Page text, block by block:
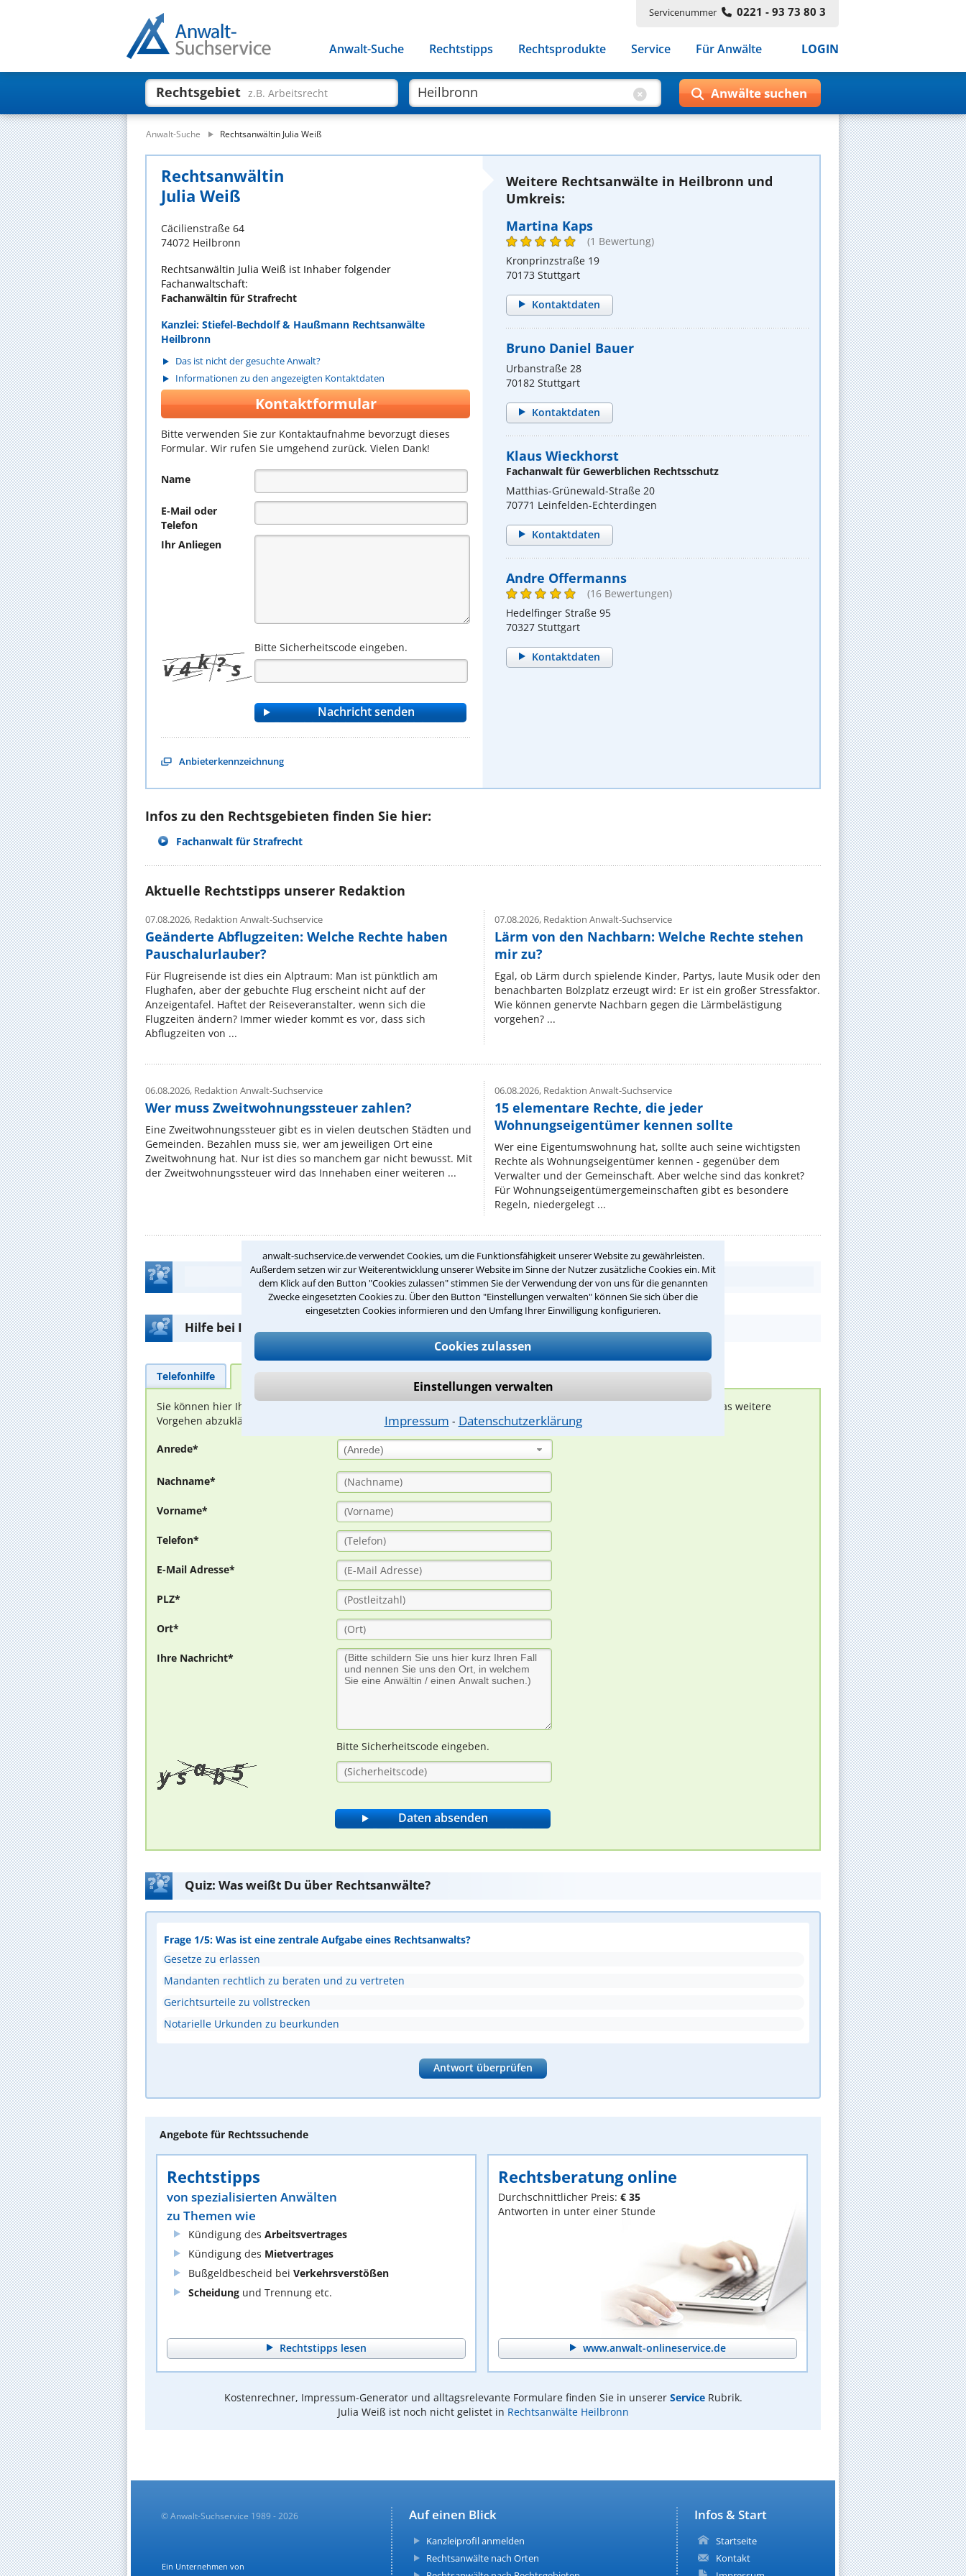
anwalt-suchservice.de verwendet Cookies, um die Funktionsfähigkeit unserer Website zu gewährleisten.
Außerdem setzen wir zur Weiterentwicklung unserer Website im Sinne der Nutzer zusätzliche Cookies ein. Mit
dem Klick auf den Button "Cookies zulassen" stimmen Sie der Verwendung der von uns für die genannten
Zwecke eingesetzten Cookies zu. Über den Button "Einstellungen verwalten" können Sie sich über die
eingesetzten Cookies informieren und den Umfang Ihrer Einwilligung konfigurieren.
Cookies zulassen
Einstellungen verwalten
Impressum ⁃ Datenschutzerklärung
Servicenummer 0221 - 93 73 80 3
Anwalt-Suche Rechtstipps Rechtsprodukte Service Für Anwälte LOGIN
Rechtsgebiet z.B. Arbeitsrecht
Anwalt-Suche Rechtsanwältin Julia Weiß
Rechtsanwältin
Julia Weiß
Cäcilienstraße 64
74072 Heilbronn
Rechtsanwältin Julia Weiß ist Inhaber folgender
Fachanwaltschaft:
Fachanwältin für Strafrecht
Kanzlei: Stiefel-Bechdolf & Haußmann Rechtsanwälte
Heilbronn
Das ist nicht der gesuchte Anwalt?
Informationen zu den angezeigten Kontaktdaten
Kontaktformular
Bitte verwenden Sie zur Kontaktaufnahme bevorzugt dieses
Formular. Wir rufen Sie umgehend zurück. Vielen Dank!
Name
E-Mail oder
Telefon
Ihr Anliegen
Bitte Sicherheitscode eingeben.
Anbieterkennzeichnung
Weitere Rechtsanwälte in Heilbronn und
Umkreis:
Martina Kaps
(1 Bewertung)
Kronprinzstraße 19
70173 Stuttgart
Kontaktdaten
Bruno Daniel Bauer
Urbanstraße 28
70182 Stuttgart
Kontaktdaten
Klaus Wieckhorst
Fachanwalt für Gewerblichen Rechtsschutz
Matthias-Grünewald-Straße 20
70771 Leinfelden-Echterdingen
Kontaktdaten
Andre Offermanns
(16 Bewertungen)
Hedelfinger Straße 95
70327 Stuttgart
Kontaktdaten
Infos zu den Rechtsgebieten finden Sie hier:
Fachanwalt für Strafrecht
Aktuelle Rechtstipps unserer Redaktion
07.08.2026, Redaktion Anwalt-Suchservice
Geänderte Abflugzeiten: Welche Rechte haben
Pauschalurlauber?
Für Flugreisende ist dies ein Alptraum: Man ist pünktlich am
Flughafen, aber der gebuchte Flug erscheint nicht auf der
Anzeigentafel. Haftet der Reiseveranstalter, wenn sich die
Flugzeiten ändern? Immer wieder kommt es vor, dass sich
Abflugzeiten von ...
07.08.2026,Redaktion Anwalt-Suchservice
Lärm von den Nachbarn: Welche Rechte stehen
mir zu?
Egal, ob Lärm durch spielende Kinder, Partys, laute Musik oder den
benachbarten Bolzplatz erzeugt wird: Er ist ein großer Stressfaktor.
Wie können genervte Nachbarn gegen die Lärmbelästigung
vorgehen? ...
06.08.2026, Redaktion Anwalt-Suchservice
Wer muss Zweitwohnungssteuer zahlen?
Eine Zweitwohnungssteuer gibt es in vielen deutschen Städten und
Gemeinden. Bezahlen muss sie, wer am jeweiligen Ort eine
Zweitwohnung hat. Nur ist dies so manchem gar nicht bewusst. Mit
der Zweitwohnungssteuer wird das Innehaben einer weiteren ...
06.08.2026,Redaktion Anwalt-Suchservice
15 elementare Rechte, die jeder
Wohnungseigentümer kennen sollte
Wer eine Eigentumswohnung hat, sollte auch seine wichtigsten
Rechte als Wohnungseigentümer kennen - gegenüber dem
Verwalter und der Gemeinschaft. Aber welche sind das konkret?
Für Wohnungseigentümergemeinschaften gibt es besondere
Regeln, niedergelegt ...
Teste Dein Rechtswissen
Hilfe bei Ihrer Anwaltsuche?
Telefonhilfe Beratungsanfrage
Sie können hier Ihren Fall schildern. Anschließend werden sich spezialisierte Rechtsanwälte bei Ihnen melden, um das weitere
Vorgehen abzuklären. Die Rückmeldung durch einen Anwalt ist für Sie kostenlos.
Anrede* (Anrede)
Nachname*
Vorname*
Telefon*
E-Mail Adresse*
PLZ*
Ort*
Ihre Nachricht*
Bitte Sicherheitscode eingeben.
Quiz: Was weißt Du über Rechtsanwälte?
Frage 1/5: Was ist eine zentrale Aufgabe eines Rechtsanwalts?
Gesetze zu erlassen
Mandanten rechtlich zu beraten und zu vertreten
Gerichtsurteile zu vollstrecken
Notarielle Urkunden zu beurkunden
Antwort überprüfen
Angebote für Rechtssuchende
Rechtstipps
von spezialisierten Anwälten
zu Themen wie
Kündigung des Arbeitsvertrages
Kündigung des Mietvertrages
Bußgeldbescheid bei Verkehrsverstößen
Scheidung und Trennung etc.
Rechtstipps lesen
Rechtsberatung online
Durchschnittlicher Preis: € 35
Antworten in unter einer Stunde
www.anwalt-onlineservice.de
Kostenrechner, Impressum-Generator und alltagsrelevante Formulare finden Sie in unserer ServiceRubrik.
Julia Weiß ist noch nicht gelistet in Rechtsanwälte Heilbronn
Infos & Start
Startseite
Kontakt
Auf einen Blick
Kanzleiprofil anmelden
Rechtsanwälte nach Orten
© Anwalt-Suchservice 1989 - 2026
Ein Unternehmen von